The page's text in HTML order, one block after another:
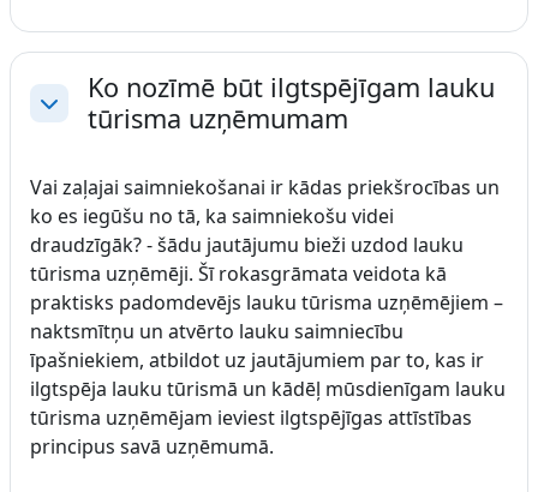
Savērst
Ko nozīmē būt ilgtspējīgam lauku
tūrisma uzņēmumam
Vai zaļajai saimniekošanai ir kādas priekšrocības un
ko es iegūšu no tā, ka saimniekošu videi
draudzīgāk? - šādu jautājumu bieži uzdod lauku
tūrisma uzņēmēji. Šī rokasgrāmata veidota kā
praktisks padomdevējs lauku tūrisma uzņēmējiem –
naktsmītņu un atvērto lauku saimniecību
īpašniekiem, atbildot uz jautājumiem par to, kas ir
ilgtspēja lauku tūrismā un kādēļ mūsdienīgam lauku
tūrisma uzņēmējam ieviest ilgtspējīgas attīstības
principus savā uzņēmumā.